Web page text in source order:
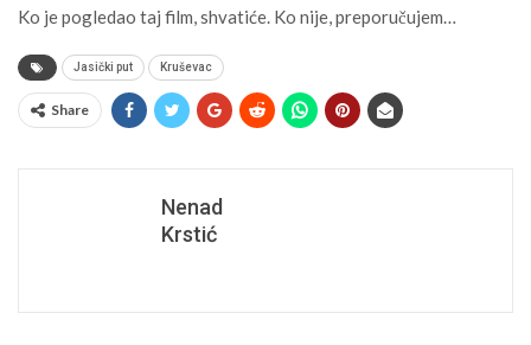
Ko je pogledao taj film, shvatiće. Ko nije, preporučujem…
Jasički put Kruševac
Share
Nenad
Krstić